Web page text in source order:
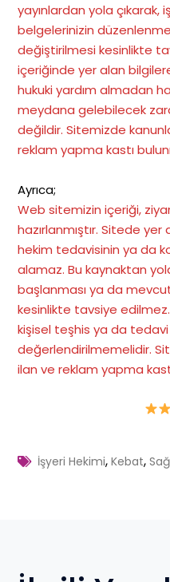
yayınlardan yola çıkarak,
belgelerinizin
değiştirilmesi kesinlikte
içeriğinde yer alan
hukuki yardım almadan
meydana gelebilecek
değildir. Sitemizde
reklam yapma kastı
Ayrıca;
Web sitemizin içeriği,
hazırlanmıştır. Sitede
hekim tedavisinin ya da
alamaz. Bu kaynaktan
başlanması ya da
kesinlikte tavsiye
kişisel teşhis ya da
değerlendirilmemelidir.
ilan ve reklam yapma
İşyeri Hekimi,Kebat,